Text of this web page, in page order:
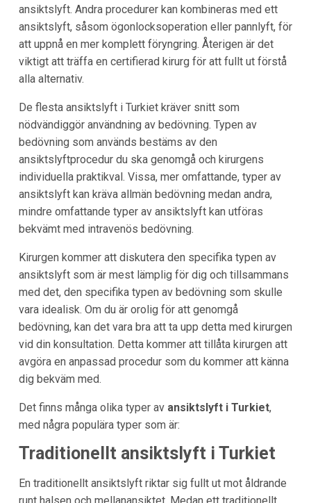
ansiktslyft. Andra procedurer kan kombineras med ett
ansiktslyft, såsom ögonlocksoperation eller pannlyft, för
att uppnå en mer komplett föryngring. Återigen är det
viktigt att träffa en certifierad kirurg för att fullt ut förstå
alla alternativ.
De flesta ansiktslyft i Turkiet kräver snitt som
nödvändiggör användning av bedövning. Typen av
bedövning som används bestäms av den
ansiktslyftprocedur du ska genomgå och kirurgens
individuella praktikval. Vissa, mer omfattande, typer av
ansiktslyft kan kräva allmän bedövning medan andra,
mindre omfattande typer av ansiktslyft kan utföras
bekvämt med intravenös bedövning.
Kirurgen kommer att diskutera den specifika typen av
ansiktslyft som är mest lämplig för dig och tillsammans
med det, den specifika typen av bedövning som skulle
vara idealisk. Om du är orolig för att genomgå
bedövning, kan det vara bra att ta upp detta med kirurgen
vid din konsultation. Detta kommer att tillåta kirurgen att
avgöra en anpassad procedur som du kommer att känna
dig bekväm med.
Det finns många olika typer av ansiktslyft i Turkiet,
med några populära typer som är:
Traditionellt ansiktslyft i Turkiet
En traditionellt ansiktslyft riktar sig fullt ut mot åldrande